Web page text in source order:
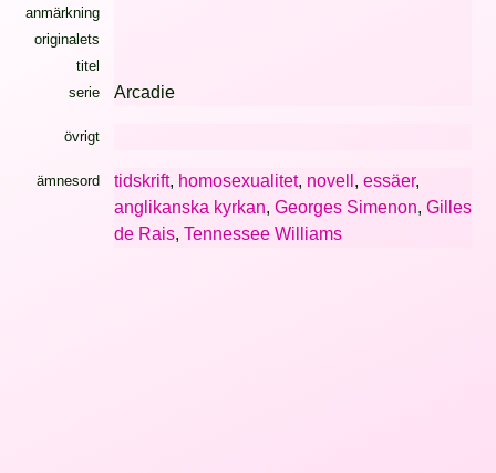
anmärkning
originalets
titel
serie
Arcadie
övrigt
ämnesord tidskrift, homosexualitet, novell , essäer,
anglikanska kyrkan, Georges Simenon, Gilles
de Rais, Tennessee Williams